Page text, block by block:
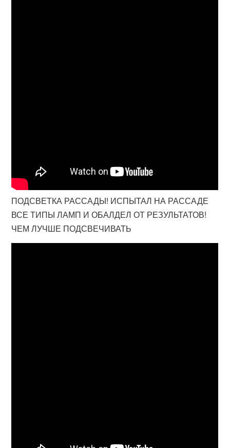
ПОДСВЕТКА РАССАДЫ! ИСПЫТАЛ НА РАССАДЕ
ВСЕ ТИПЫ ЛАМП И ОБАЛДЕЛ ОТ РЕЗУЛЬТАТОВ!
ЧЕМ ЛУЧШЕ ПОДСВЕЧИВАТЬ